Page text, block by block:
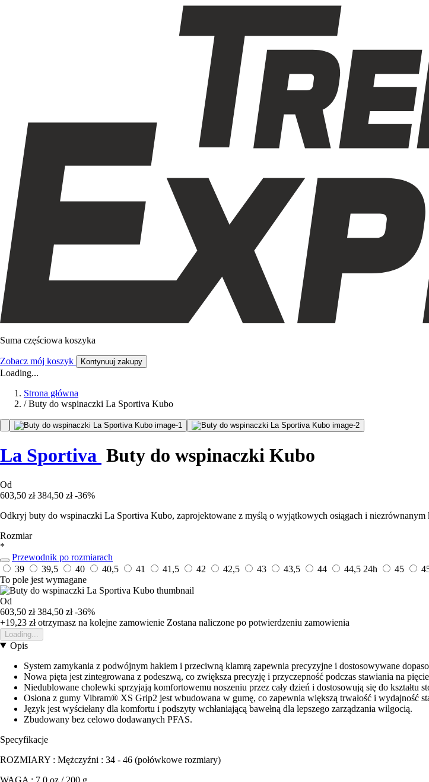
Suma częściowa koszyka
Zobacz mój koszyk Kontynuuj zakupy
Loading...
Strona główna
/ Buty do wspinaczki La Sportiva Kubo
La Sportiva Buty do wspinaczki Kubo
Od
603,50 zł 384,50 zł -36%
Odkryj buty do wspinaczki La Sportiva Kubo, zaprojektowane z myślą o wyjątkowych osiągach i niezrównanym
Rozmiar
*
Przewodnik po rozmiarach
39
39,5 40 40,5 41 41,5 42 42,5 43 43,5 44 44,5 24h 45
To pole jest wymagane
Od
603,50 zł 384,50 zł -36%
+19,23 złotrzymasz na kolejne zamowienie Zostana naliczone po potwierdzeniu zamowienia
Loading...
Opis
System zamykania z podwójnym hakiem i przeciwną klamrą zapewnia precyzyjne i dostosowywane
Nowa pięta jest zintegrowana z podeszwą, co zwiększa precyzję i przyczepność podczas stawiania na
Niedublowane cholewki sprzyjają komfortowemu noszeniu przez cały dzień i dostosowują się do kształtu
Osłona z gumy Vibram® XS Grip2 jest wbudowana w gumę, co zapewnia większą trwałość i wydajność
Język jest wyściełany dla komfortu i podszyty wchłaniającą bawełną dla lepszego zarządzania wilgocią.
Zbudowany bez celowo dodawanych PFAS.
Specyfikacje
ROZMIARY : Mężczyźni : 34 - 46 (połówkowe rozmiary)
WAGA : 7.0 oz / 200 g